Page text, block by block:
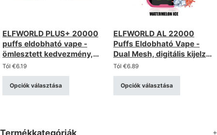
ELFWORLD PLUS+ 20000
puffs eldobható vape -
ömlesztett kedvezmény,
hálós tekercs, újratölthető
Tól €6.19
Opciók választása
ELFWORLD AL 22000
Puffs Eldobható Vape -
Dual Mesh, digitális kijelző,
állítható légáramlás
Tól €6.89
Opciók választása
Termékkategóriák